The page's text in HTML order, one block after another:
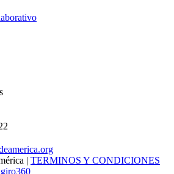
| TERMINOS Y CONDICIONES
giro360